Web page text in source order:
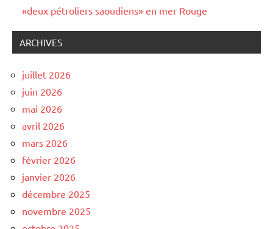
«deux pétroliers saoudiens» en mer Rouge
ARCHIVES
juillet 2026
juin 2026
mai 2026
avril 2026
mars 2026
février 2026
janvier 2026
décembre 2025
novembre 2025